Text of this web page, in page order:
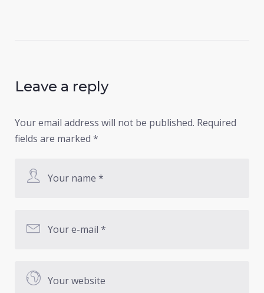
Leave a reply
Your email address will not be published. Required
fields are marked *